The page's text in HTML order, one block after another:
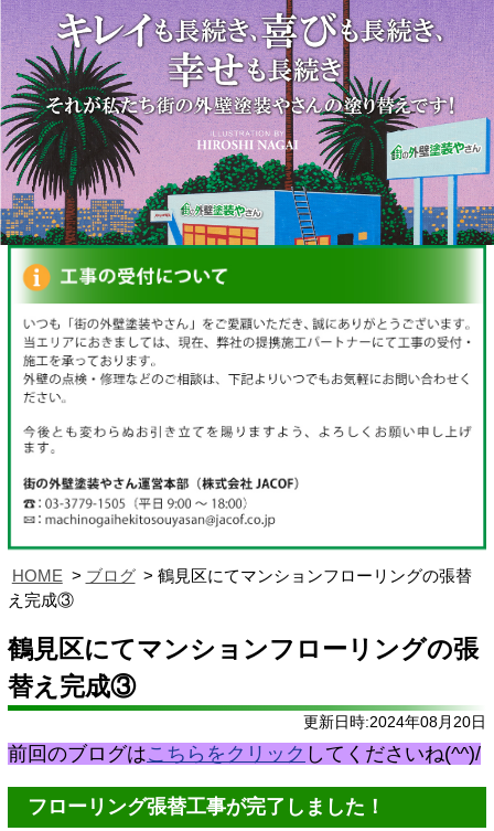
HOME ブログ
鶴見区にてマンションフローリングの張替
え完成③
鶴見区にてマンションフローリングの張
替え完成③
更新日時:2024年08月20日
前回のブログはこちらをクリック してくださいね(^^)/
フローリング張替工事が完了しました！